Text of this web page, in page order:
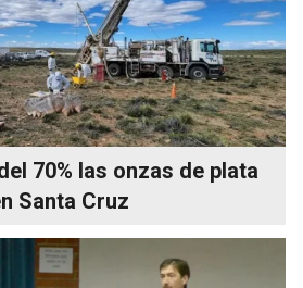
70% las onzas de plata
Santa Cruz